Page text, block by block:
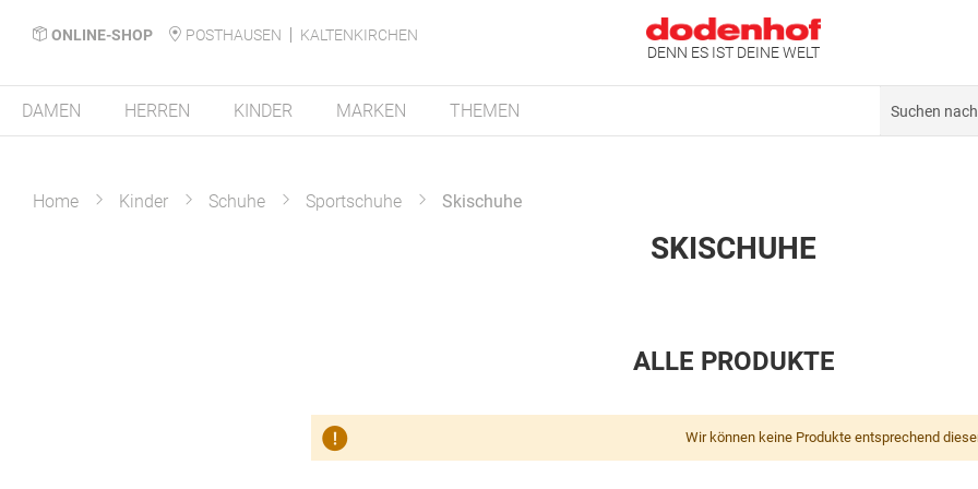
ONLINE-SHOP POSTHAUSEN
KALTENKIRCHEN
DENN ES IST DEINE WELT
DAMEN HERREN KINDER MARKEN THEMEN
Home Kinder Schuhe Sportschuhe Skischuhe
SKISCHUHE
ALLE PRODUKTE
Wir können keine Produkte entsprechend